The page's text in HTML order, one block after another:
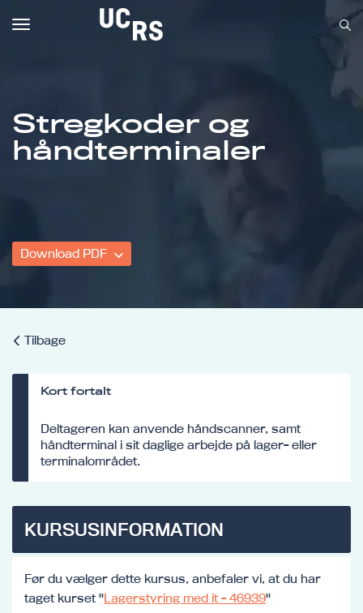
Om UCRS
Stregkoder og
håndterminaler
Download PDF
Tilbage
Kort fortalt
Deltageren kan anvende håndscanner, samt
håndterminal i sit daglige arbejde på lager- eller
terminalområdet.
KURSUSINFORMATION
Før du vælger dette kursus, anbefaler vi, at du har
taget kurset "Lagerstyring med it - 46939"